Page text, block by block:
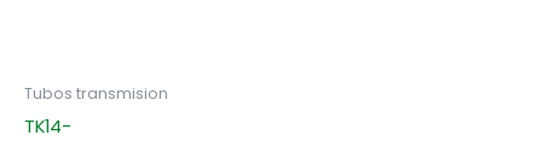
Tubos transmision
TK14-